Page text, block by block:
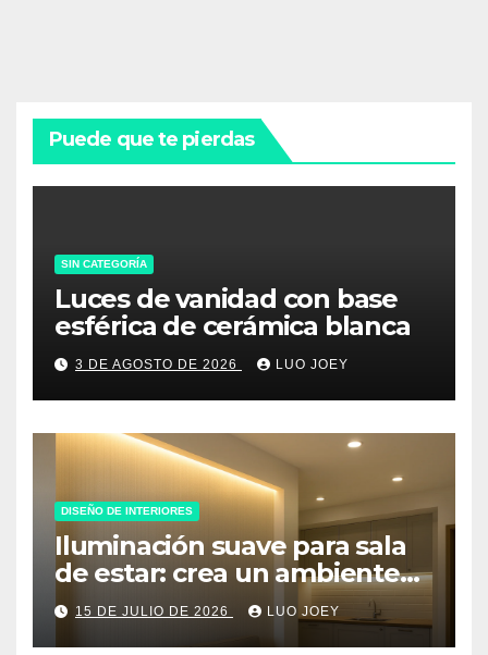
Puede que te pierdas
SIN CATEGORÍA
Luces de vanidad con base
esférica de cerámica blanca
3 DE AGOSTO DE 2026 LUO JOEY
DISEÑO DE INTERIORES
Iluminación suave para sala
de estar: crea un ambiente
acogedor
15 DE JULIO DE 2026 LUO JOEY